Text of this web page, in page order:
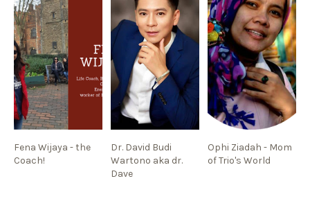
Fena Wijaya - the
Coach!
Dr. David Budi
Wartono aka dr.
Dave
Ophi Ziadah - Mom
of Trio's World